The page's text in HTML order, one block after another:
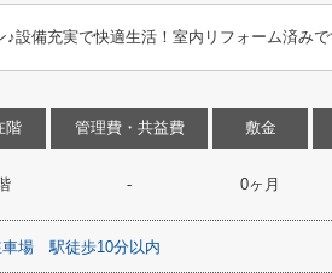
設備充実で快適生活！室内リフォーム済みで
階 管理費・共益費
-
敷金
0ヶ月
場 駅徒歩10分以内